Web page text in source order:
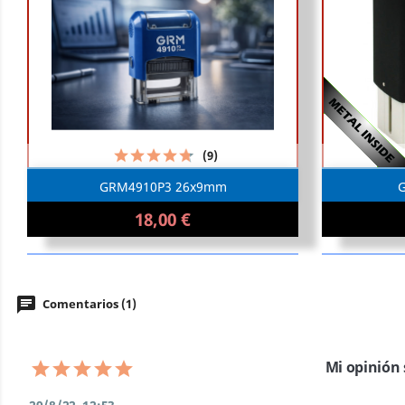
GRM4910P3 26x9mm
18,00 €
(9)
Me interesa
chat Comentarios (1)
Mi opinión